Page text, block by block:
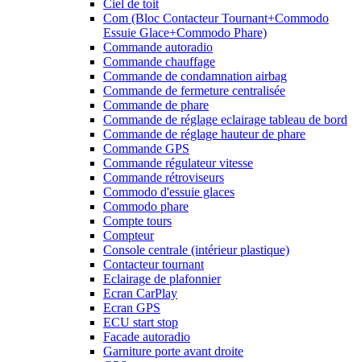
Ciel de toit
Com (Bloc Contacteur Tournant+Commodo
Essuie Glace+Commodo Phare)
Commande autoradio
Commande chauffage
Commande de condamnation airbag
Commande de fermeture centralisée
Commande de phare
Commande de réglage eclairage tableau de bord
Commande de réglage hauteur de phare
Commande GPS
Commande régulateur vitesse
Commande rétroviseurs
Commodo d'essuie glaces
Commodo phare
Compte tours
Compteur
Console centrale (intérieur plastique)
Contacteur tournant
Eclairage de plafonnier
Ecran CarPlay
Ecran GPS
ECU start stop
Facade autoradio
Garniture porte avant droite